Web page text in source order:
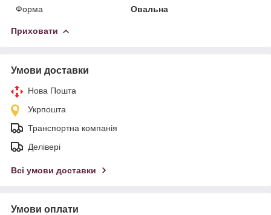
Форма
Овальна
Приховати
Умови доставки
Нова Пошта
Укрпошта
Транспортна компанія
Делівері
Всі умови доставки
Умови оплати